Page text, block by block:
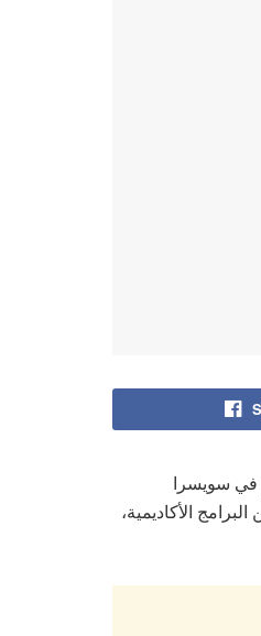
في سويسرا
من البرامج الأكاديمية،